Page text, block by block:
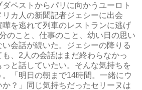
ペストからパリに向かうユーロト
カ人の新聞記者ジェシーに出会
嘩を逃れて列車のレストランに逃げ
のこと、仕事のこと、幼い日の思い
会話が続いた。ジェシーの降りる
、2人の会話はまだ終わらなかっ
と話していたい。そんな気持ちを
「明日の朝まで14時間。一緒にウ
か？」同じ気持ちだったセリーヌは